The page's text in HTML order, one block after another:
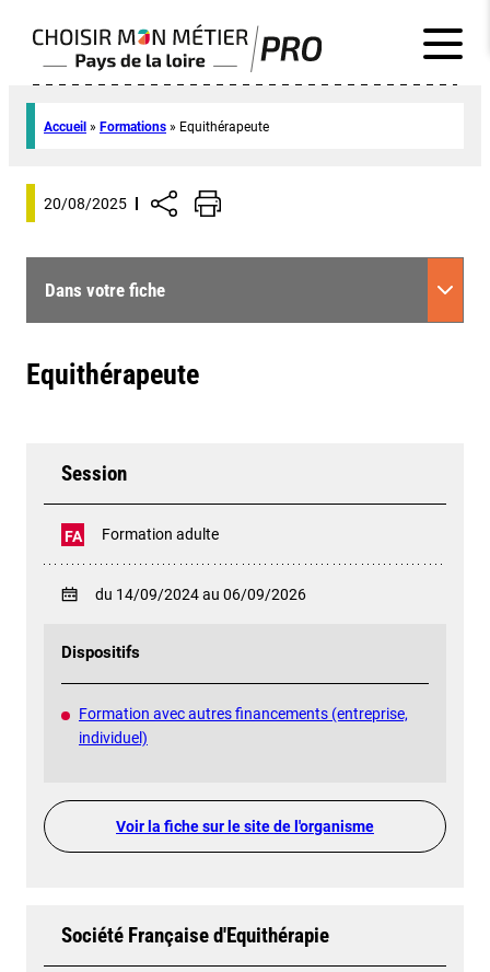
Accueil » Formations » Equithérapeute
20/08/2025
Dans votre fiche
Equithérapeute
Session
FA Formation adulte
du 14/09/2024 au 06/09/2026
Dispositifs
Formation avec autres financements (entreprise,
individuel)
Voir la fiche sur le site de l'organisme
Société Française d'Equithérapie